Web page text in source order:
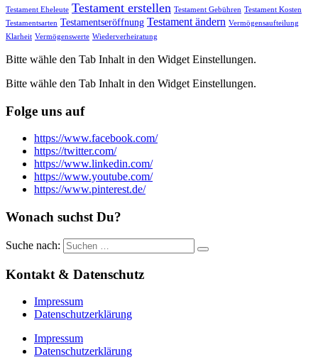
Testament Eheleute Testament erstellen Testament Gebühren Testament Kosten
Testamentsarten Testamentseröffnung Testament ändern Vermögensaufteilung
Klarheit Vermögenswerte Wiederverheiratung
Bitte wähle den Tab Inhalt in den Widget Einstellungen.
Bitte wähle den Tab Inhalt in den Widget Einstellungen.
Folge uns auf
https://www.facebook.com/
https://twitter.com/
https://www.linkedin.com/
https://www.youtube.com/
https://www.pinterest.de/
Wonach suchst Du?
Suche nach:
Kontakt & Datenschutz
Impressum
Datenschutzerklärung
Impressum
Datenschutzerklärung